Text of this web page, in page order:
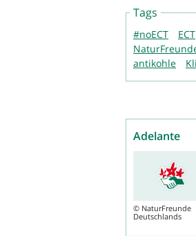
Tags
#noECT ECT
antikohle
Adelante
© NaturFreunde
Deutschlands